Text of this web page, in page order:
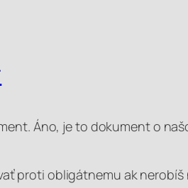
Áno, je to dokument o
proti obligátnemu ak nerobíš